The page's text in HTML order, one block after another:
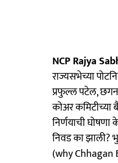
NCP Rajya
राज्यसभेच्या
प्रफुल्ल पटेल,
कोअर कमिटीच्या
निर्णयाची
निवड का झाली?
(why Chhagan